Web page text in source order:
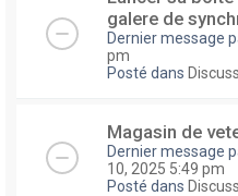
galere de
Dernier message
pm
Posté dans
Magasin de
Dernier message
10, 2025 5:49 pm
Posté dans